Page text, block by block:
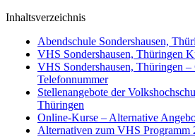
Inhaltsverzeichnis
Abendschule Sondershausen,
VHS Sondershausen, Thüringen
VHS Sondershausen, Thüringen
Telefonnummer
Stellenangebote der
Thüringen
Online-Kurse – Alternative
Alternativen zum VHS Programm